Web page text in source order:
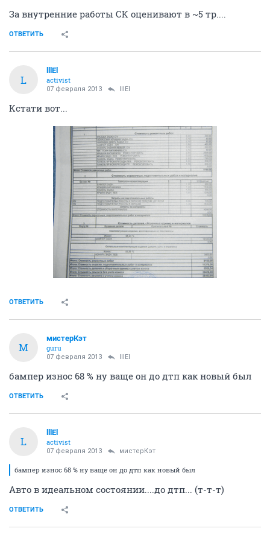
За внутренние работы СК оценивают в ~5 тр....
ОТВЕТИТЬ
L
lllEl
activist
07 февраля 2013 lllEl
Кстати вот...
ОТВЕТИТЬ
М
мистерКэт
guru
07 февраля 2013 lllEl
бампер износ 68 % ну ваще он до дтп как новый был
ОТВЕТИТЬ
L
lllEl
activist
07 февраля 2013 мистерКэт
бампер износ 68 % ну ваще он до дтп как новый был
Авто в идеальном состоянии....до дтп... (т-т-т)
ОТВЕТИТЬ